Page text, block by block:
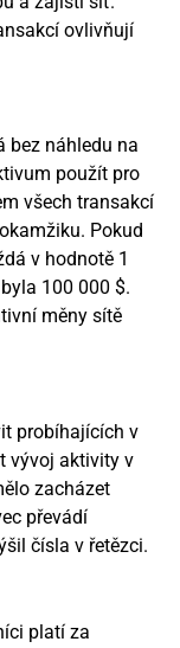
ovlivňují
bez náhledu na
použít pro
všech transakcí
Pokud
v hodnotě 1
100 000 $.
měny sítě
probíhajících v
vývoj aktivity v
zacházet
převádí
čísla v řetězci.
platí za